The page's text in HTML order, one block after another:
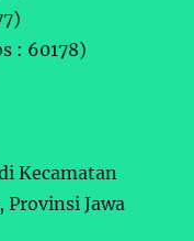
: 60178)
Kecamatan
Jawa